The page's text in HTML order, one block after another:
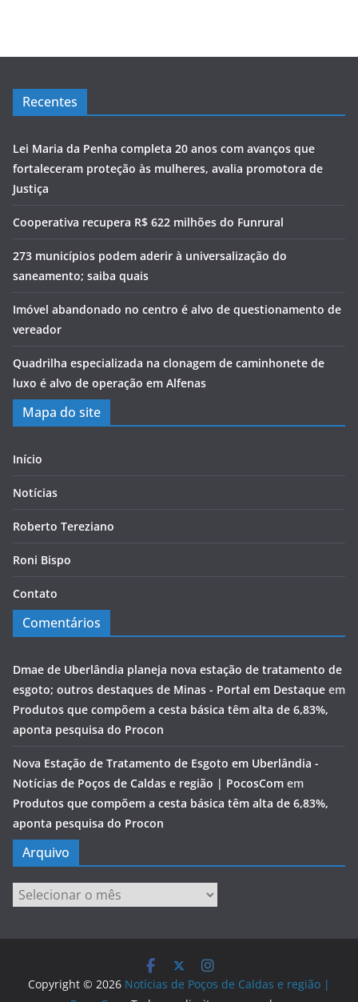
Recentes
Lei Maria da Penha completa 20 anos com avanços que
fortaleceram proteção às mulheres, avalia promotora de
Justiça
Cooperativa recupera R$ 622 milhões do Funrural
273 municípios podem aderir à universalização do
saneamento; saiba quais
Imóvel abandonado no centro é alvo de questionamento de
vereador
Quadrilha especializada na clonagem de caminhonete de
luxo é alvo de operação em Alfenas
Mapa do site
Início
Notícias
Roberto Tereziano
Roni Bispo
Contato
Comentários
Dmae de Uberlândia planeja nova estação de tratamento de
esgoto; outros destaques de Minas - Portal em Destaque em
Produtos que compõem a cesta básica têm alta de 6,83%,
aponta pesquisa do Procon
Nova Estação de Tratamento de Esgoto em Uberlândia -
Notícias de Poços de Caldas e região | PocosCom em
Produtos que compõem a cesta básica têm alta de 6,83%,
aponta pesquisa do Procon
Arquivo
Arquivo
Copyright © 2026 Notícias de Poços de Caldas e região |